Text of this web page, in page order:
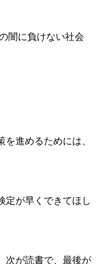
に負けない社会
進めるためには、
定が早くできてほし
次が読書で、最後が